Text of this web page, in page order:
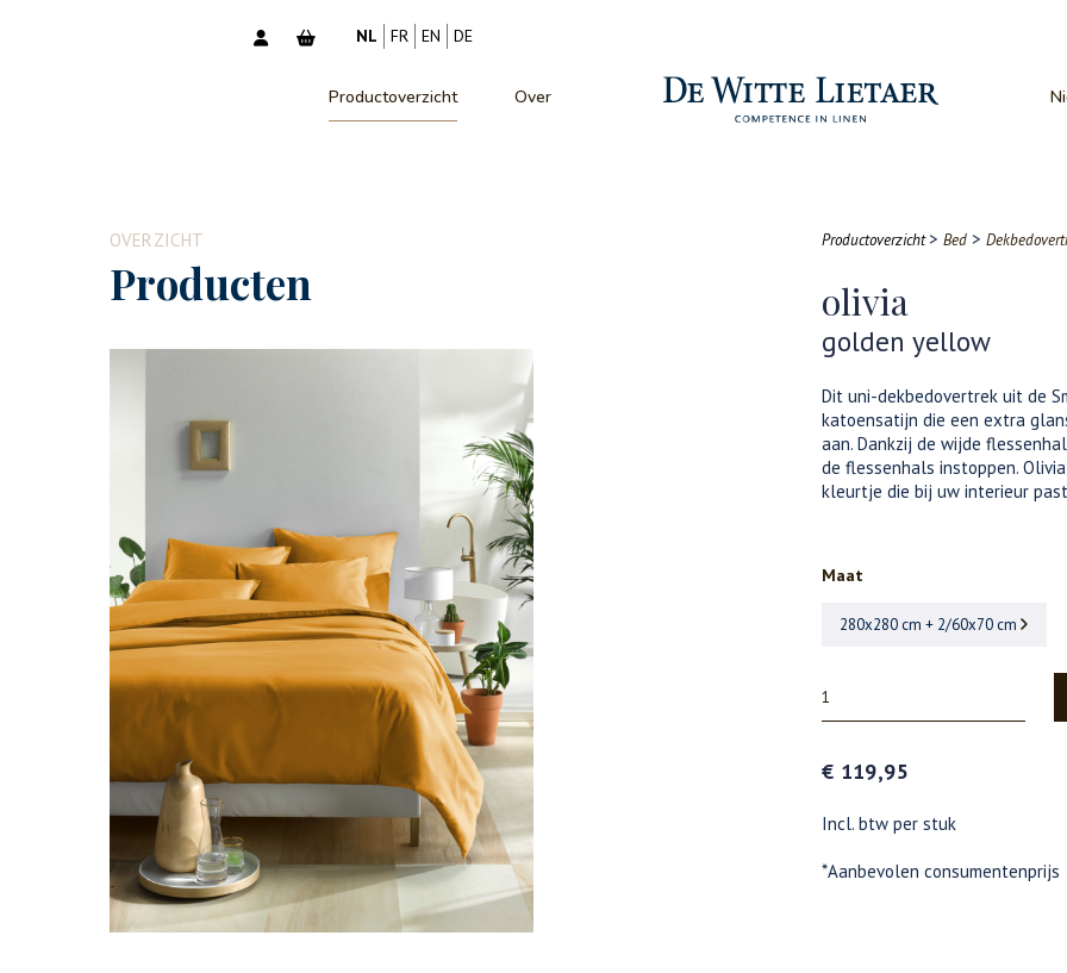
NL FR EN DE
Productoverzicht Over
OVERZICHT
Producten
Productoverzicht > Bed >
olivia
golden yellow
Dit uni-dekbedovertrek uit de
katoensatijn die een extra
aan. Dankzij de wijde
de flessenhals instoppen.
kleurtje die bij uw interieur
Maat
280x280 cm + 2/60x70 cm
€ 119,95
Incl. btw per stuk
*Aanbevolen consumentenprijs